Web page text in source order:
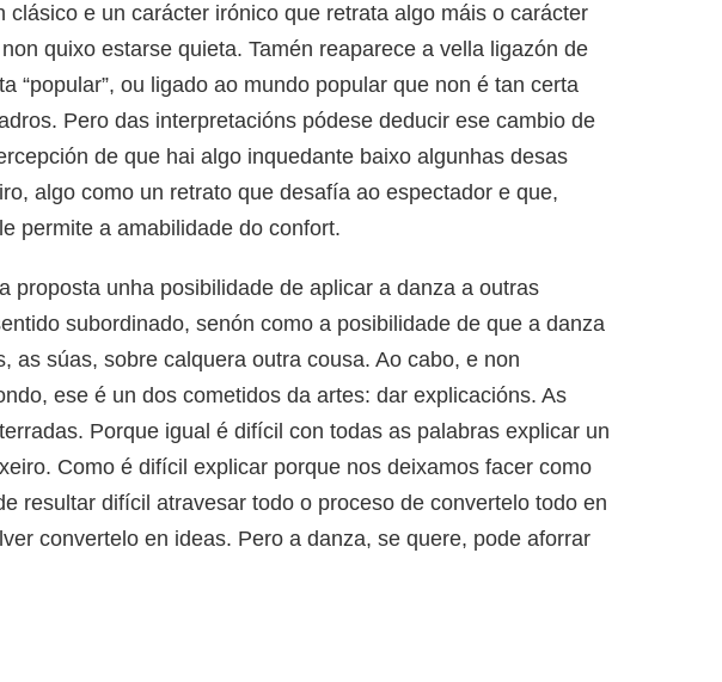
clásico e un carácter irónico que retrata algo máis o carácter
quixo estarse quieta. Tamén reaparece a vella ligazón de
“popular”, ou ligado ao mundo popular que non é tan certa
Pero das interpretacións pódese deducir ese cambio de
de que hai algo inquedante baixo algunhas desas
algo como un retrato que desafía ao espectador e que,
permite a amabilidade do confort.
proposta unha posibilidade de aplicar a danza a outras
subordinado, senón como a posibilidade de que a danza
as súas, sobre calquera outra cousa. Ao cabo, e non
ese é un dos cometidos da artes: dar explicacións. As
Porque igual é difícil con todas as palabras explicar un
Como é difícil explicar porque nos deixamos facer como
resultar difícil atravesar todo o proceso de convertelo todo en
convertelo en ideas. Pero a danza, se quere, pode aforrar